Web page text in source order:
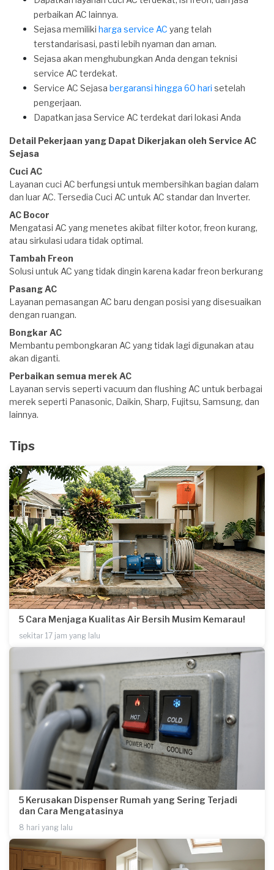
perbaikan AC lainnya.
Sejasa memiliki harga service AC yang telah
terstandarisasi, pasti lebih nyaman dan aman.
Sejasa akan menghubungkan Anda dengan teknisi
service AC terdekat.
Service AC Sejasa bergaransi hingga 60 hari setelah
pengerjaan.
Dapatkan jasa Service AC terdekat dari lokasi Anda
Detail Pekerjaan yang Dapat Dikerjakan oleh Service AC
Sejasa
Cuci AC
Layanan cuci AC berfungsi untuk membersihkan bagian dalam
dan luar AC. Tersedia Cuci AC untuk AC standar dan Inverter.
AC Bocor
Mengatasi AC yang menetes akibat filter kotor, freon kurang,
atau sirkulasi udara tidak optimal.
Tambah Freon
Solusi untuk AC yang tidak dingin karena kadar freon berkurang
Pasang AC
Layanan pemasangan AC baru dengan posisi yang disesuaikan
dengan ruangan.
Bongkar AC
Membantu pembongkaran AC yang tidak lagi digunakan atau
akan diganti.
Perbaikan semua merek AC
Layanan servis seperti vacuum dan flushing AC untuk berbagai
merek seperti Panasonic, Daikin, Sharp, Fujitsu, Samsung, dan
lainnya.
Tips
5 Cara Menjaga Kualitas Air Bersih Musim Kemarau!
sekitar 17 jam yang lalu
5 Kerusakan Dispenser Rumah yang Sering Terjadi
dan Cara Mengatasinya
8 hari yang lalu